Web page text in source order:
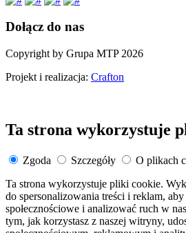
Dołącz do nas
Copyright by Grupa MTP 2026
Projekt i realizacja: Crafton
Ta strona wykorzystuje
Zgoda Szczegóły
O plikach
Ta strona wykorzystuje pliki cookie.
do spersonalizowania treści i reklam,
społecznościowe i analizować ruch w
tym, jak korzystasz z naszej witryny,